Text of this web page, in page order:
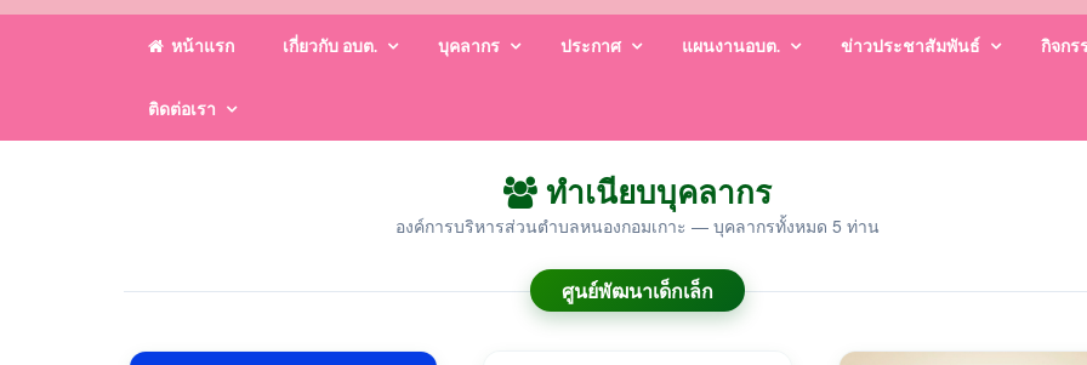
หน้าแรก เกี่ยวกับ อบต. บุคลากร ประกาศ แผนงานอบต. ข่าวประชาสัมพันธ์ กิจกร
ติดต่อเรา
ทำเนียบบุคลากร
องค์การบริหารส่วนตำบลหนองกอมเกาะ — บุคลากรทั้งหมด 5 ท่าน
ศูนย์พัฒนาเด็กเล็ก